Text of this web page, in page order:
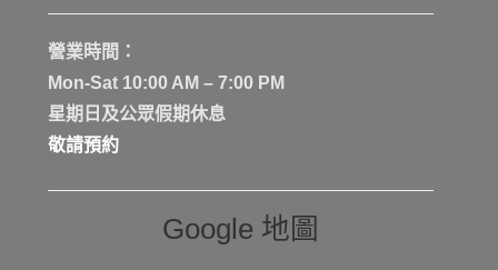
營業時間：
Mon-Sat 10:00 AM – 7:00 PM
星期日及公眾假期休息
敬請預約
Google 地圖